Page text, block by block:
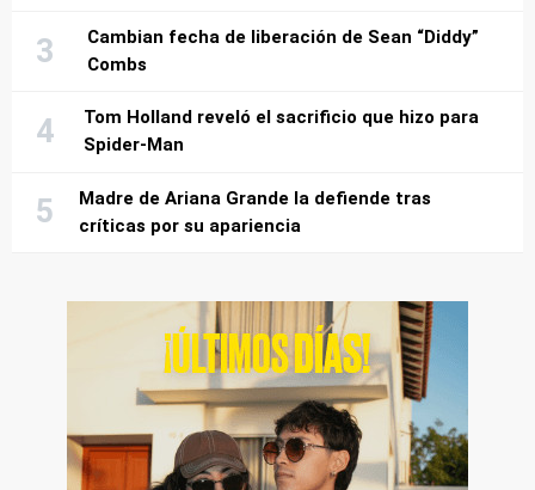
Cambian fecha de liberación de Sean “Diddy”
Combs
Tom Holland reveló el sacrificio que hizo para
Spider-Man
Madre de Ariana Grande la defiende tras
críticas por su apariencia